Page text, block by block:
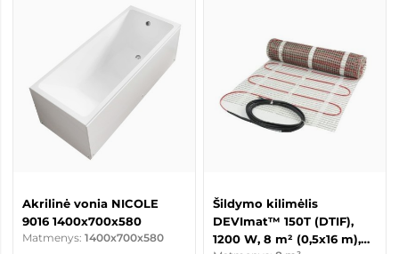
Akrilinė vonia NICOLE
9016 1400x700x580
Matmenys: 1400x700x580
Šildymo kilimėlis
DEVImat™ 150T (DTIF),
1200 W, 8 m² (0,5x16 m),